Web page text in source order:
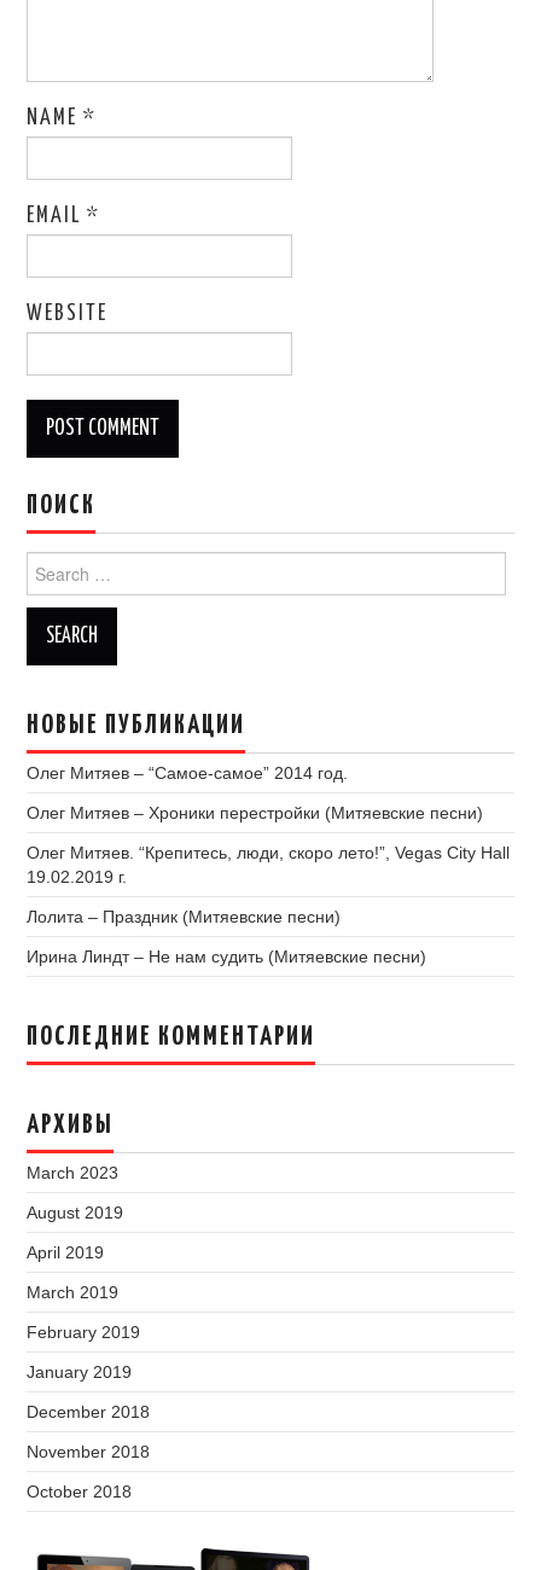
NAME*
EMAIL*
WEBSITE
ПОИСК
for:
НОВЫЕ ПУБЛИКАЦИИ
Олег Митяев – “Самое-самое” 2014 год.
Олег Митяев – Хроники перестройки (Митяевские песни)
Олег Митяев. “Крепитесь, люди, скоро лето!”, Vegas City Hall
19.02.2019 г.
Лолита – Праздник (Митяевские песни)
Ирина Линдт – Не нам судить (Митяевские песни)
ПОСЛЕДНИЕ КОММЕНТАРИИ
АРХИВЫ
March 2023
August 2019
April 2019
March 2019
February 2019
January 2019
December 2018
November 2018
October 2018